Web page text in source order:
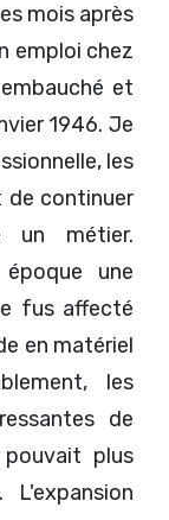
mois après
emploi chez
et
1946. Je
les
de continuer
un métier.
une
fus affecté
en matériel
les
de
plus